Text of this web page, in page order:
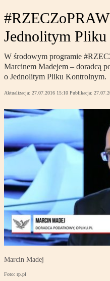
Jednolitym
W środowym programie
Marcinem Madejem – doradcą
o Jednolitym Pliku Kontrolnym.
Aktualizacja: 27.07.2016 15:10 Publikacja:
Marcin Madej
Foto: rp.pl